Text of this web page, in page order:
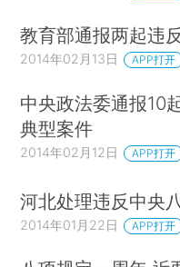
教育部通报两起违
2014年02月13日 APP打开
中央政法委通报10
典型案件
2014年02月12日 APP打开
河北处理违反中央
2014年01月22日 APP打开